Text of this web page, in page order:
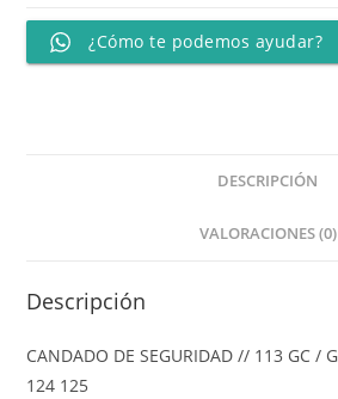
¿Cómo te podemos ayudar?
DESCRIPCIÓN
VALORACIONES (0)
Descripción
CANDADO DE SEGURIDAD // 113 GC /
124 125